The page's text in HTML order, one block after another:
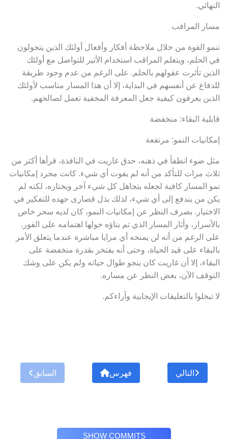
النهائي.
مسار المراقب
تنمو القوة من خلال ملاحظة أفكار وأفعال أولئك الذين يتجولون
في الحلم، ويتعلم المراقب استخدام الأثير للتواصل مع أولئك
الذين تأثرت عقولهم بالحلم. على الرغم من عدم وجود طريقة
للدفاع عن أنفسهم في البداية، إلا أن هذا المسار مناسب لأولئك
الذين يعرفون كيفية جعل المعرفة المخفية تعمل لصالحهم.
قابلية البقاء: منخفضة
إمكانيات النمو: مرتفعة
مثل ضوء انطفأ في ذهنه، حدق غاريت في النافذة، قرأها أكثر من
ثلاث مرات للتأكد من أنه لم يفوت أي شيء. كانت مجرد إمكانيات
نمو المسار كافية لجعله يتجاهل كل شيء آخر ويختاره، لكنه لم
يكن من يندفع إلى أي شيء، لذلك بذل قصارى جهده للتفكير في
الاختيار. بصرف النظر عن إمكانيات النمو، كان لديه سحر خاص
بالأسرار، وأثار المسار الذي تم بناؤه حولها اهتمامه على الفور.
على الرغم من أنه لن يمنحه أي مزايا مباشرة عندما يتعلق الأمر
بالبقاء على قيد الحياة، وحتى أنه يفتخر بقدرة منخفضة على
البقاء، إلا أن غاريت كان ينجو طوال حياته ولم يكن على وشك
التوقف الآن، بغض النظر عن مساره.
لا تبخلوا بالتعليقات الإيجابية وآراءكم.
السابق فهرس التالي
SHOW COMMITS